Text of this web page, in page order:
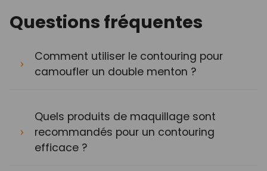
Questions fréquentes
Comment utiliser le contouring pour
camoufler un double menton ?
Quels produits de maquillage sont
recommandés pour un contouring
efficace ?